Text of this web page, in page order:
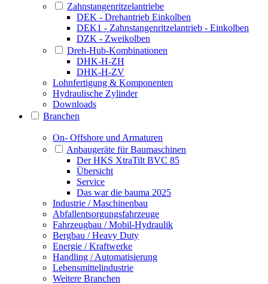
Zahnstangenritzelantriebe
DEK - Drehantrieb Einkolben
DEK1 - Zahnstangenritzelantrieb - Einkolben
DZK - Zweikolben
Dreh-Hub-Kombinationen
DHK-H-ZH
DHK-H-ZV
Lohnfertigung & Komponenten
Hydraulische Zylinder
Downloads
Branchen
On- Offshore und Armaturen
Anbaugeräte für Baumaschinen
Der HKS XtraTilt BVC 85
Übersicht
Service
Das war die bauma 2025
Industrie / Maschinenbau
Abfallentsorgungsfahrzeuge
Fahrzeugbau / Mobil-Hydraulik
Bergbau / Heavy Duty
Energie / Kraftwerke
Handling / Automatisierung
Lebensmittelindustrie
Weitere Branchen